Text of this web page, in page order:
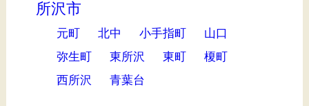
所沢市
元町 北中 小手指町
山口
弥生町
東所沢 東町
榎町
西所沢
青葉台